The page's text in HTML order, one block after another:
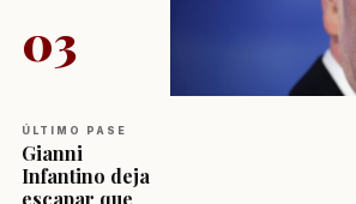
03
ÚLTIMO PASE
Gianni
Infantino deja
escapar que